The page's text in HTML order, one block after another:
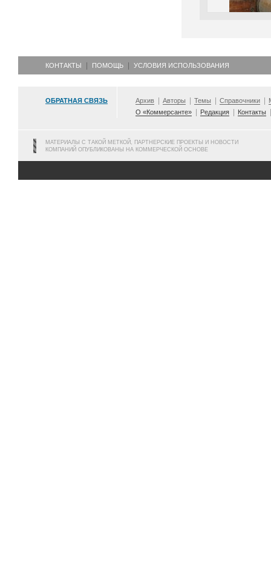
КОНТАКТЫ ПОМОЩЬ УСЛОВИЯ ИСПОЛЬЗОВАНИЯ
ОБРАТНАЯ СВЯЗЬ Архив Авторы Темы Справочники
О «Коммерсанте»
Редакция Контакты
МАТЕРИАЛЫ С ТАКОЙ МЕТКОЙ, ПАРТНЕРСКИЕ ПРОЕКТЫ И НОВОСТИ
КОМПАНИЙ ОПУБЛИКОВАНЫ НА КОММЕРЧЕСКОЙ ОСНОВЕ